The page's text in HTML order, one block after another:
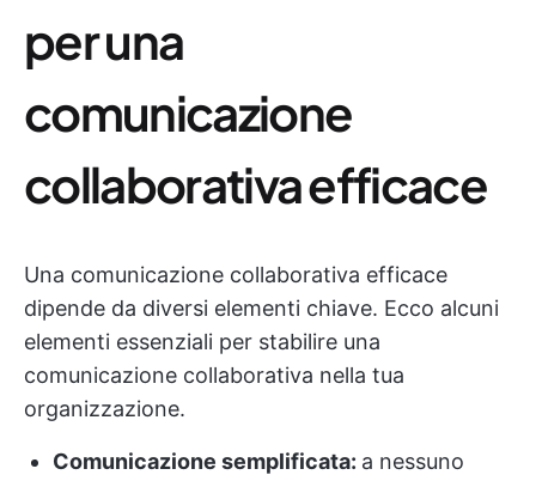
per una
comunicazione
collaborativa efficace
Una comunicazione collaborativa efficace
dipende da diversi elementi chiave. Ecco alcuni
elementi essenziali per stabilire una
comunicazione collaborativa nella tua
organizzazione.
Comunicazione semplificata: a nessuno